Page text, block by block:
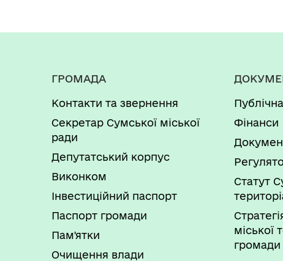
ГРОМАДА
Контакти та звернення
Секретар Сумської міської
ради
Депутатський корпус
Виконком
Інвестиційний паспорт
Паспорт громади
Пам'ятки
Очищення влади
Фінанси
Статут
міської
громади